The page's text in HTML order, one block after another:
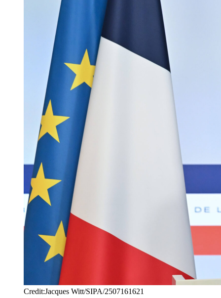
Credit:Jacques Witt/SIPA/2507161621